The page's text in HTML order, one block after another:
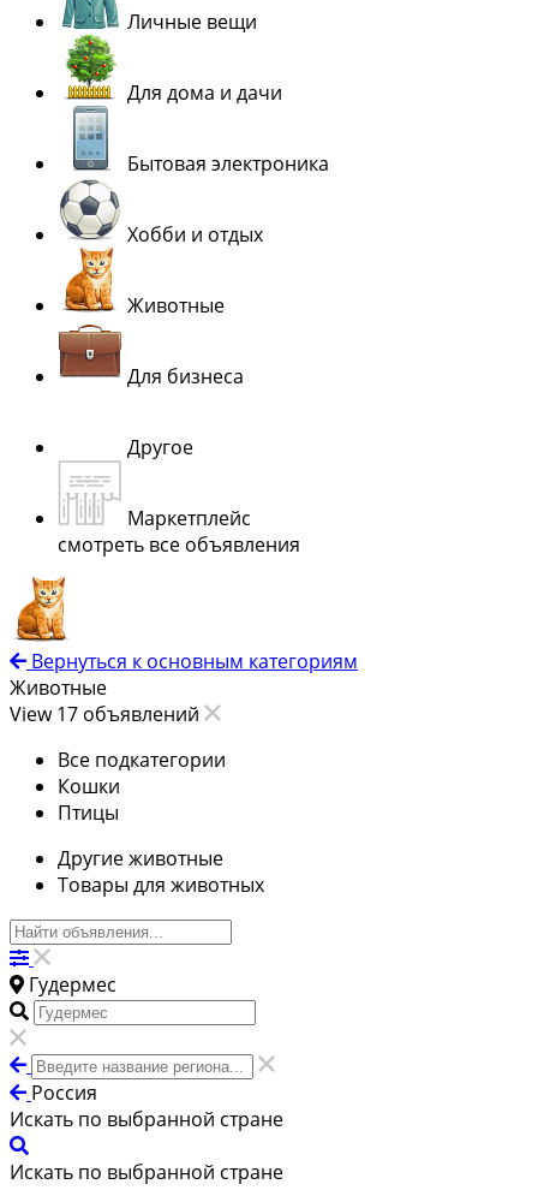
Личные вещи
Для дома и дачи
Бытовая электроника
Хобби и отдых
Животные
Для бизнеса
Другое
Маркетплейс
смотреть все объявления
Вернуться к основным категориям
Животные
View 17 объявлений
Все подкатегории
Кошки
Птицы
Другие животные
Товары для животных
Гудермес
Россия
Искать по выбранной стране
Искать по выбранной стране